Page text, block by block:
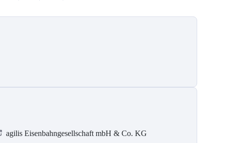
agilis Eisenbahngesellschaft mbH & Co. KG